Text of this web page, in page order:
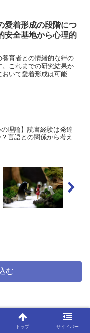
覚統合...
愛着形成の段階につ
安全基地から心理的
養育者との情緒的な絆の
。これまでの研究結果か
いて愛着形成は可能で
の理論】読書経験は発達
言語との関係から考え
む
トップ サイドバー